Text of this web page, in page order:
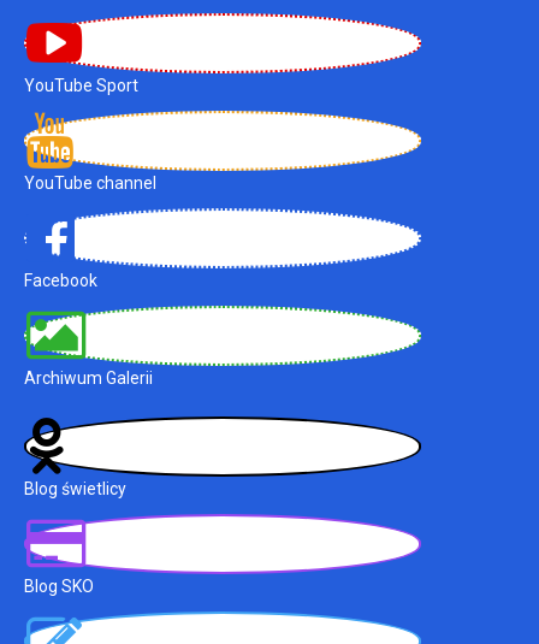
YouTube Sport
YouTube channel
Facebook
Archiwum Galerii
Blog świetlicy
Blog SKO